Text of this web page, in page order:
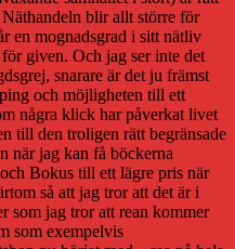
blir allt större för
en mognadsgrad i sitt nätliv
given. Och jag ser inte det
snarare är det ju främst
och möjligheten till ett
några klick har påverkat livet
till den troligen rätt begränsade
när jag kan få böckerna
Bokus till ett lägre pris när
så att jag tror att det är i
som jag tror att rean kommer
som exempelvis